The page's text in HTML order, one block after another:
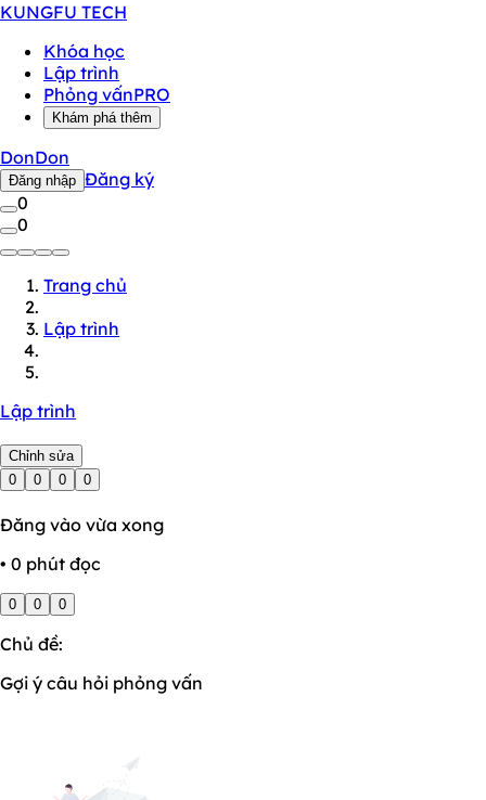
KUNGFU TECH
Khóa học
Lập trình
Phỏng vấnPRO
Khám phá thêm
DonDon
Đăng nhập Đăng ký
0
0
Trang chủ
Lập trình
Lập trình
Chỉnh sửa
0
0 0 0
Đăng vào vừa xong
• 0 phút đọc
0 0 0
Chủ đề:
Gợi ý câu hỏi phỏng vấn